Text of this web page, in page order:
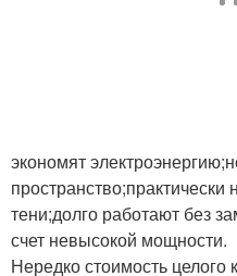
экономят
тени;долго работают без
счет невысокой мощности.
Нередко стоимость целого